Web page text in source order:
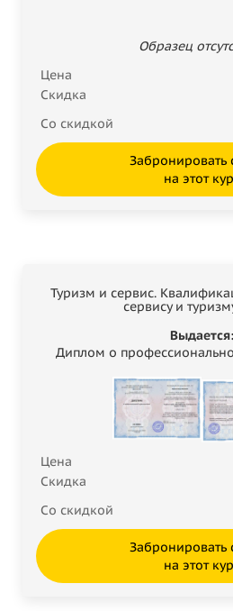
Образец
Цена
Скидка
Со скидкой
Забронировать
на этот
Туризм и сервис.
сервису и
Выдается:
Диплом о
Цена
Скидка
Со скидкой
Забронировать
на этот